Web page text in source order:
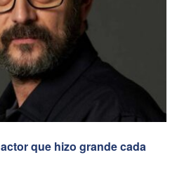
que hizo grande cada